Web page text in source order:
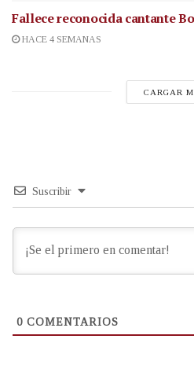
Fallece reconocida cantante
HACE 4 SEMANAS
CARGAR
Suscribir
0 COMENTARIOS